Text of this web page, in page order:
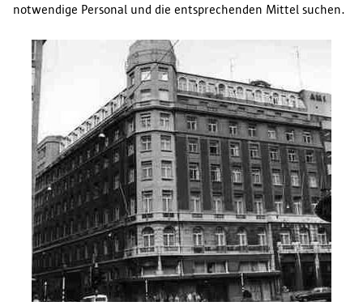
notwendige Personal und die entsprechenden Mittel suchen.